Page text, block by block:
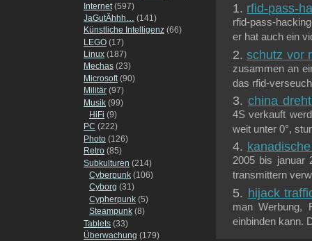
Internet (597)
JaGutÄhhh… (141)
Künstliche Intelligenz (66)
LEGO (17)
Linux (187)
Mechas (23)
Microsoft(90)
Militär (97)
Musik (99)
HiFi (9)
PC (222)
Photo (126)
Retro (85)
Subkulturen (214)
Cyberpunk (106)
Cyborg (31)
Cypherpunk (5)
Steampunk (8)
Tablets (33)
Überwachung (179)
rfid-pass-
rfid-pass-
er hat auch ein
schutz vor
zusammen an
das rfid-
china
4S verkauft
weit unter 0°,
2005 bis januar
transmittern
hijack
man Werbung,
einbinden kann.